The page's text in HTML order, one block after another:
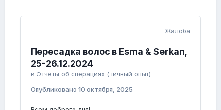
Жалоба
Пересадка волос в Esma & Serkan,
25-26.12.2024
в Отчеты об операциях (личный опыт)
Опубликовано 10 октября, 2025